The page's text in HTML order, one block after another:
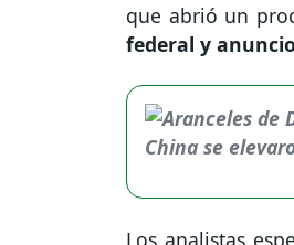
que abrió un
federal y
Los analistas